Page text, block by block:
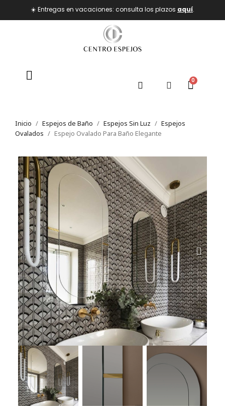
☀️ Entregas en vacaciones: consulta los plazos aquí.
Inicio Espejos de Baño Espejos Sin Luz
Espejos
Ovalados
Espejo Ovalado Para Baño Elegante